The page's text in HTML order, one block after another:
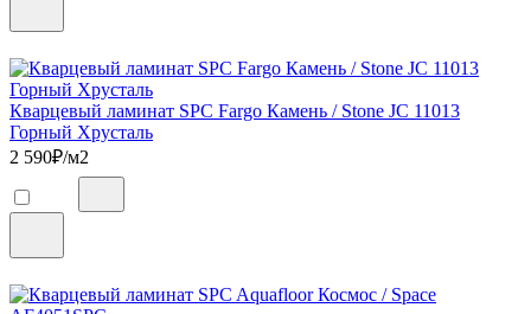
Кварцевый ламинат SPC Fargo Камень / Stone JC 11013
Горный Хрусталь
2 590₽/м2